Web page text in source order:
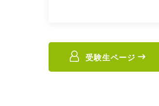
受験生ページ